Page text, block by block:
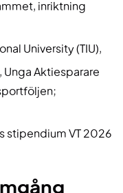
inriktning
University (TIU),
Aktiesparare
stipendium VT 2026